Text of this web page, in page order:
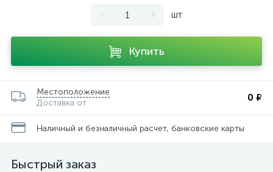
- + шт
Купить
Местоположение
Доставка от
0 ₽
Наличный и безналичный расчет, банковские карты
Быстрый заказ